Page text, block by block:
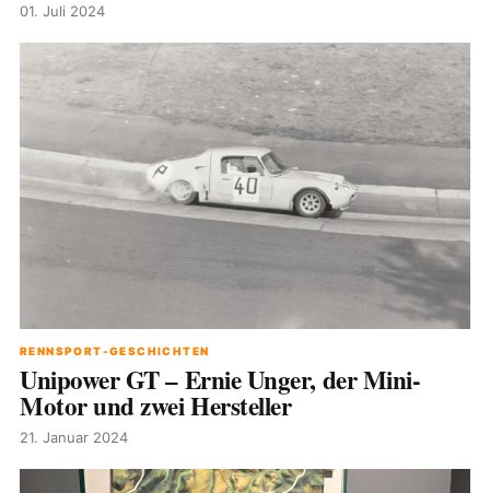
01. Juli 2024
RENNSPORT-GESCHICHTEN
Unipower GT – Ernie Unger, der Mini-
Motor und zwei Hersteller
21. Januar 2024